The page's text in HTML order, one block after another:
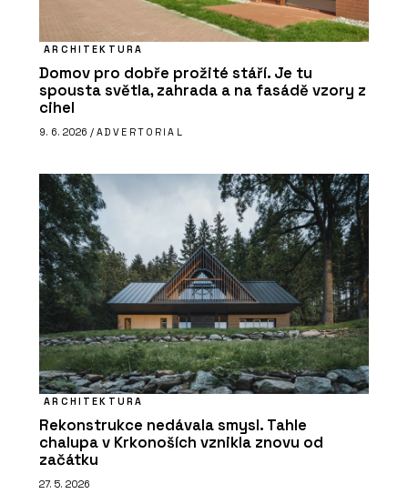
ARCHITEKTURA
Domov pro dobře prožité stáří. Je tu
spousta světla, zahrada a na fasádě vzory z
cihel
9. 6. 2026 / ADVERTORIAL
ARCHITEKTURA
Rekonstrukce nedávala smysl. Tahle
chalupa v Krkonoších vznikla znovu od
začátku
27. 5. 2026